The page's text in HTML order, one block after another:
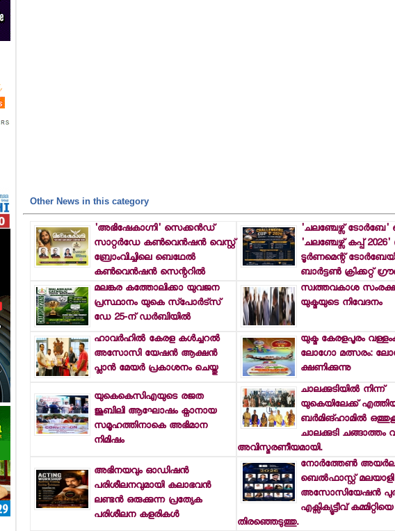
Other News in this category
'അഭിഷേകാഗ്നി' സെക്കന്‍ഡ്
സാറ്റര്‍ഡേ കണ്‍വെന്‍ഷന്‍ വെസ്റ്റ്
ബ്രോംവിച്ചിലെ ബെഥേല്‍
കണ്‍വെന്‍ഷന്‍ സെന്ററില്‍
'ചലഞ്ചേഴ്സ് ടോര്‍ബേ'
'ചലഞ്ചേഴ്സ് കപ്പ് 2026'
ടൂര്‍ണമെന്റ്
ബാര്‍ട്ടണ്‍ ക്രിക്കറ്റ്
മലങ്കര കത്തോലിക്കാ യുവജന
പ്രസ്ഥാനം യുകെ സ്പോര്‍ട്സ്
ഡേ 25-ന് ഡര്‍ബിയില്‍
സ്വത്തവകാശ
യുക്മയുടെ നിവേദനം
ഹാവര്‍ഹില്‍ കേരള കള്‍ച്ചറല്‍
അസോസി യേഷന്‍ ആക്ഷന്‍
പ്ലാന്‍ മേയര്‍ പ്രകാശനം ചെയ്തു
യുക്മ കേരളപൂരം
ലോഗോ മത്സരം:
ക്ഷണിക്കുന്നു
യുകെകെസിഎയുടെ രജത
ജൂബിലി ആഘോഷം ക്നാനായ
സമൂഹത്തിനാകെ അഭിമാന
നിമിഷം
ചാലക്കുടിയില്‍ നിന്ന്
യുകെയിലേക്ക്
ബര്‍മിങ്ഹാമില്‍
ചാലക്കുടി ചങ്ങാത്തം
അവിസ്മരണീയമായി.
അഭിനയവും ഓഡിഷന്‍
പരിശീലനവുമായി കലാഭവന്‍
ലണ്ടന്‍ ഒരുക്കുന്ന പ്രത്യേക
പരിശീലന കളരികള്‍
നോര്‍ത്തേണ്‍
ബെല്‍ഫാസ്റ്റ് മലയാളി
അസോസിയേഷന്‍
എക്സിക്യൂട്ടീവ് കമ്മിറ്റിയെ
തിരഞ്ഞെടുത്തു.